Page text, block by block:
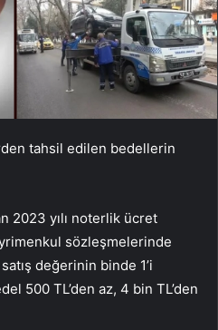
tahsil edilen bedellerin
2023 yılı noterlik ücret
sözleşmelerinde
değerinin binde 1’i
500 TL’den az, 4 bin TL’den